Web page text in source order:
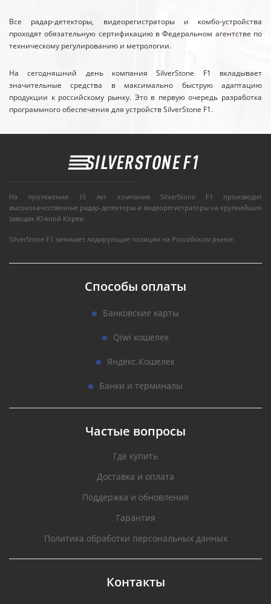
Все радар-детекторы, видеорегистраторы и комбо-устройства
проходят обязательную сертификацию в Федеральном агентстве по
техническому регулированию и метрологии.
На сегодняшний день компания SilverStone F1 вкладывает
значительные средства в максимально быструю адаптацию
продукции к российскому рынку. Это в первую очередь разработка
программного обеспечения для устройств SilverStone F1.
На протяжении 15 лет компания SilverStone F1 производит
высококачественные радар-детекторы и видеорегистраторы на крупнейших
заводах Южной Кореи.
SilverStone F1 занимает лидирующие позиции на Российском рынке.
Способы оплаты
Банковские карты
Qiwi кошелек
Яндекс.Кошелек
Банки и терминалы
Частые вопросы
Где купить
Доставка и оплата
Поддержка и обновления
Гарантия
Политика обработки персональных данных
Контакты